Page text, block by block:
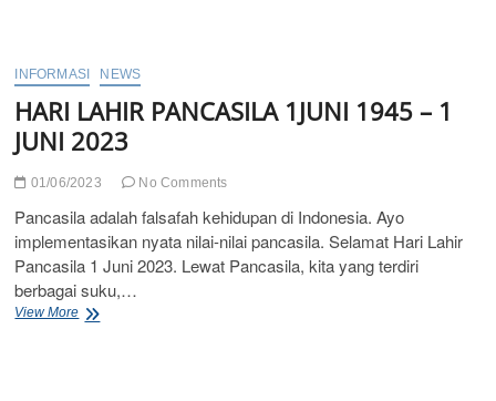
1444
H
INFORMASI NEWS
HARI LAHIR PANCASILA 1JUNI 1945 – 1
JUNI 2023
01/06/2023 No Comments
Pancasila adalah falsafah kehidupan di Indonesia. Ayo
implementasikan nyata nilai-nilai pancasila. Selamat Hari Lahir
Pancasila 1 Juni 2023. Lewat Pancasila, kita yang terdiri
berbagai suku,…
View MoreHARI